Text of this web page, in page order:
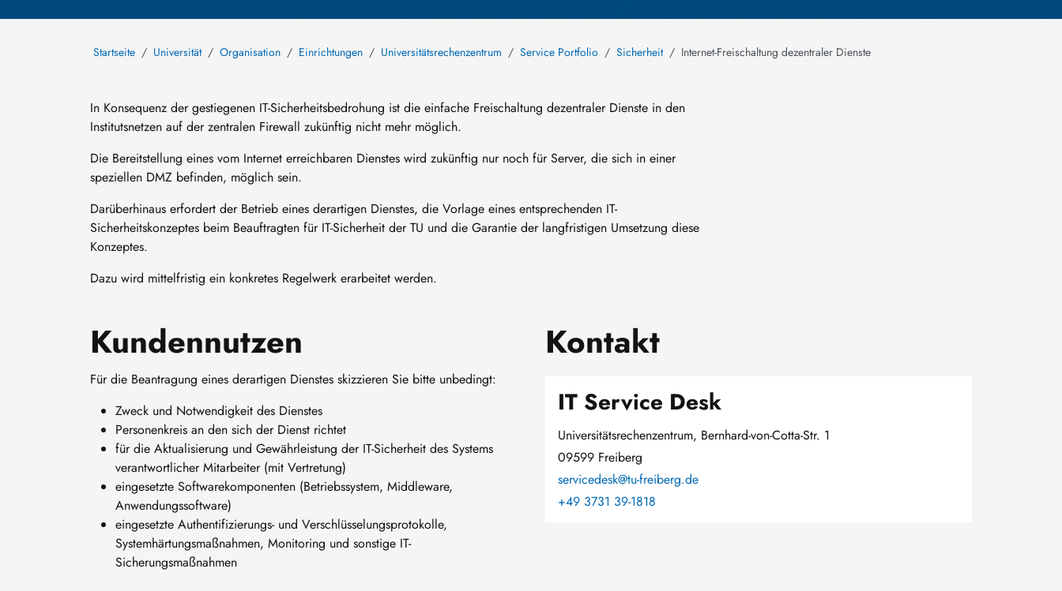
Startseite Universität Organisation Einrichtungen Universitätsrechenzentrum Service Portfolio Sicherheit Internet-Freischaltung dezentraler Dienste
In Konsequenz der gestiegenen IT-Sicherheitsbedrohung ist die einfache Freischaltung dezentraler Dienste in den
Institutsnetzen auf der zentralen Firewall zukünftig nicht mehr möglich.
Die Bereitstellung eines vom Internet erreichbaren Dienstes wird zukünftig nur noch für Server, die sich in einer
speziellen DMZ befinden, möglich sein.
Darüberhinaus erfordert der Betrieb eines derartigen Dienstes, die Vorlage eines entsprechenden IT-
Sicherheitskonzeptes beim Beauftragten für IT-Sicherheit der TU und die Garantie der langfristigen Umsetzung diese
Konzeptes.
Dazu wird mittelfristig ein konkretes Regelwerk erarbeitet werden.
Kundennutzen
Für die Beantragung eines derartigen Dienstes skizzieren Sie bitte unbedingt:
Zweck und Notwendigkeit des Dienstes
Personenkreis an den sich der Dienst richtet
für die Aktualisierung und Gewährleistung der IT-Sicherheit des Systems
verantwortlicher Mitarbeiter (mit Vertretung)
eingesetzte Softwarekomponenten (Betriebssystem, Middleware,
Anwendungssoftware)
eingesetzte Authentifizierungs- und Verschlüsselungsprotokolle,
Systemhärtungsmaßnahmen, Monitoring und sonstige IT-
Sicherungsmaßnahmen
Kontakt
IT Service Desk
Universitätsrechenzentrum, Bernhard-von-Cotta-Str. 1
09599 Freiberg
servicedesk@tu-freiberg.de
+49 3731 39-1818